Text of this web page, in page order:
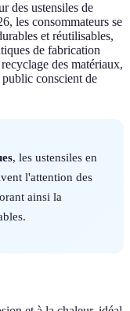
des ustensiles de
les consommateurs se
et réutilisables,
de fabrication
des matériaux,
conscient de
, les ustensiles en
l'attention des
ainsi la